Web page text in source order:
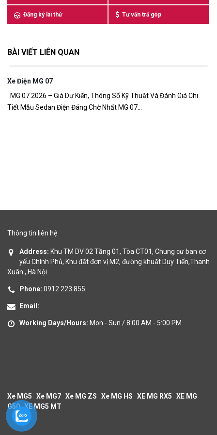
Đăng ký lái thử Tư vấn trả góp
BÀI VIẾT LIÊN QUAN
Xe Điện MG 07
MG 07 2026 – Giá Dự Kiến, Thông Số Kỹ Thuật Và Đánh Giá Chi
Tiết Mẫu Sedan Điện Đáng Chờ Nhất MG 07...
Thông tin liên hệ
Address: Khu TM DV 02 Tầng 01, Tòa CT01, Chung cư ban cơ
yếu Chính Phủ, Khu đất đơn vị M2, đường khuất Duy Tiến,Thanh
Xuân , Hà Nội.
Phone: 0912.223.855
Email:
Working Days/Hours: Mon - Sun / 8:00 AM - 5:00 PM
Xe MG5 Xe MG7 Xe MG ZS Xe MG HS XE MG RX5
XE MG
G50 XE MG5 MT